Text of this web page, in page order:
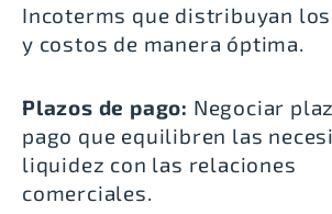
Incoterms que distribuyan
y costos de manera óptima.
Plazos de pago: Negociar
pago que equilibren las
liquidez con las relaciones
comerciales.